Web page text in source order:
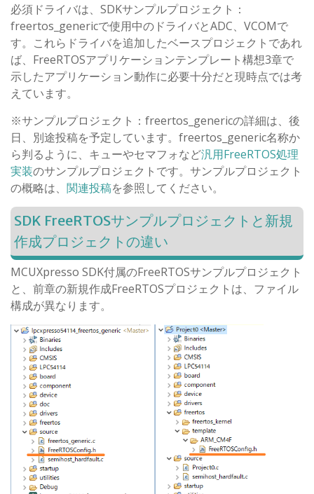
必須ドライバは、SDKサンプルプロジェクト：
freertos_genericで使用中のドライバとADC、VCOMで
す。これらドライバを追加したベースプロジェクトであれ
ば、FreeRTOSアプリケーションテンプレート構想3章で
示したアプリケーション動作に必要十分だと現時点では考
えています。
※サンプルプロジェクト：freertos_genericの詳細は、後
日、別途投稿を予定しています。freertos_generic名称か
ら判るように、キューやセマフォなど汎用FreeRTOS処理
実装のサンプルプロジェクトです。サンプルプロジェクト
の概略は、 関連投稿を参照してください。
SDK FreeRTOSサンプルプロジェクトと新規
作成プロジェクトの違い
MCUXpresso SDK付属のFreeRTOSサンプルプロジェクト
と、前章の新規作成FreeRTOSプロジェクトは、ファイル
構成が異なります。